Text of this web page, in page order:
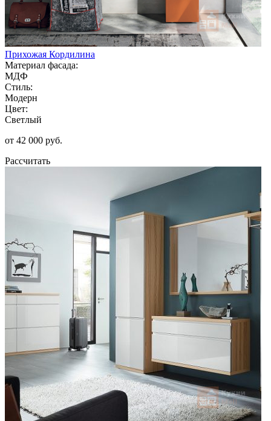
Прихожая Кордилина
Материал фасада:
МДФ
Стиль:
Модерн
Цвет:
Светлый
от 42 000 руб.
Рассчитать